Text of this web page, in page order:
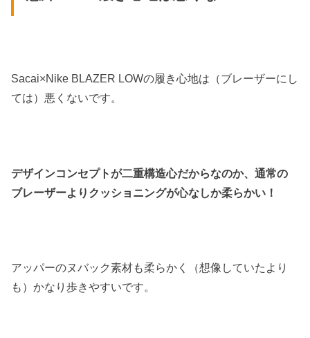
Sacai×Nike BLAZER LOWの履き心地は（ブレーザーにし
ては）悪くないです。
デザインコンセプトが二重構造心だからなのか、通常の
ブレーザーよりクッショニングが心なしか柔らかい！
アッパーのヌバック素材も柔らかく（想像していたより
も）かなり歩きやすいです。